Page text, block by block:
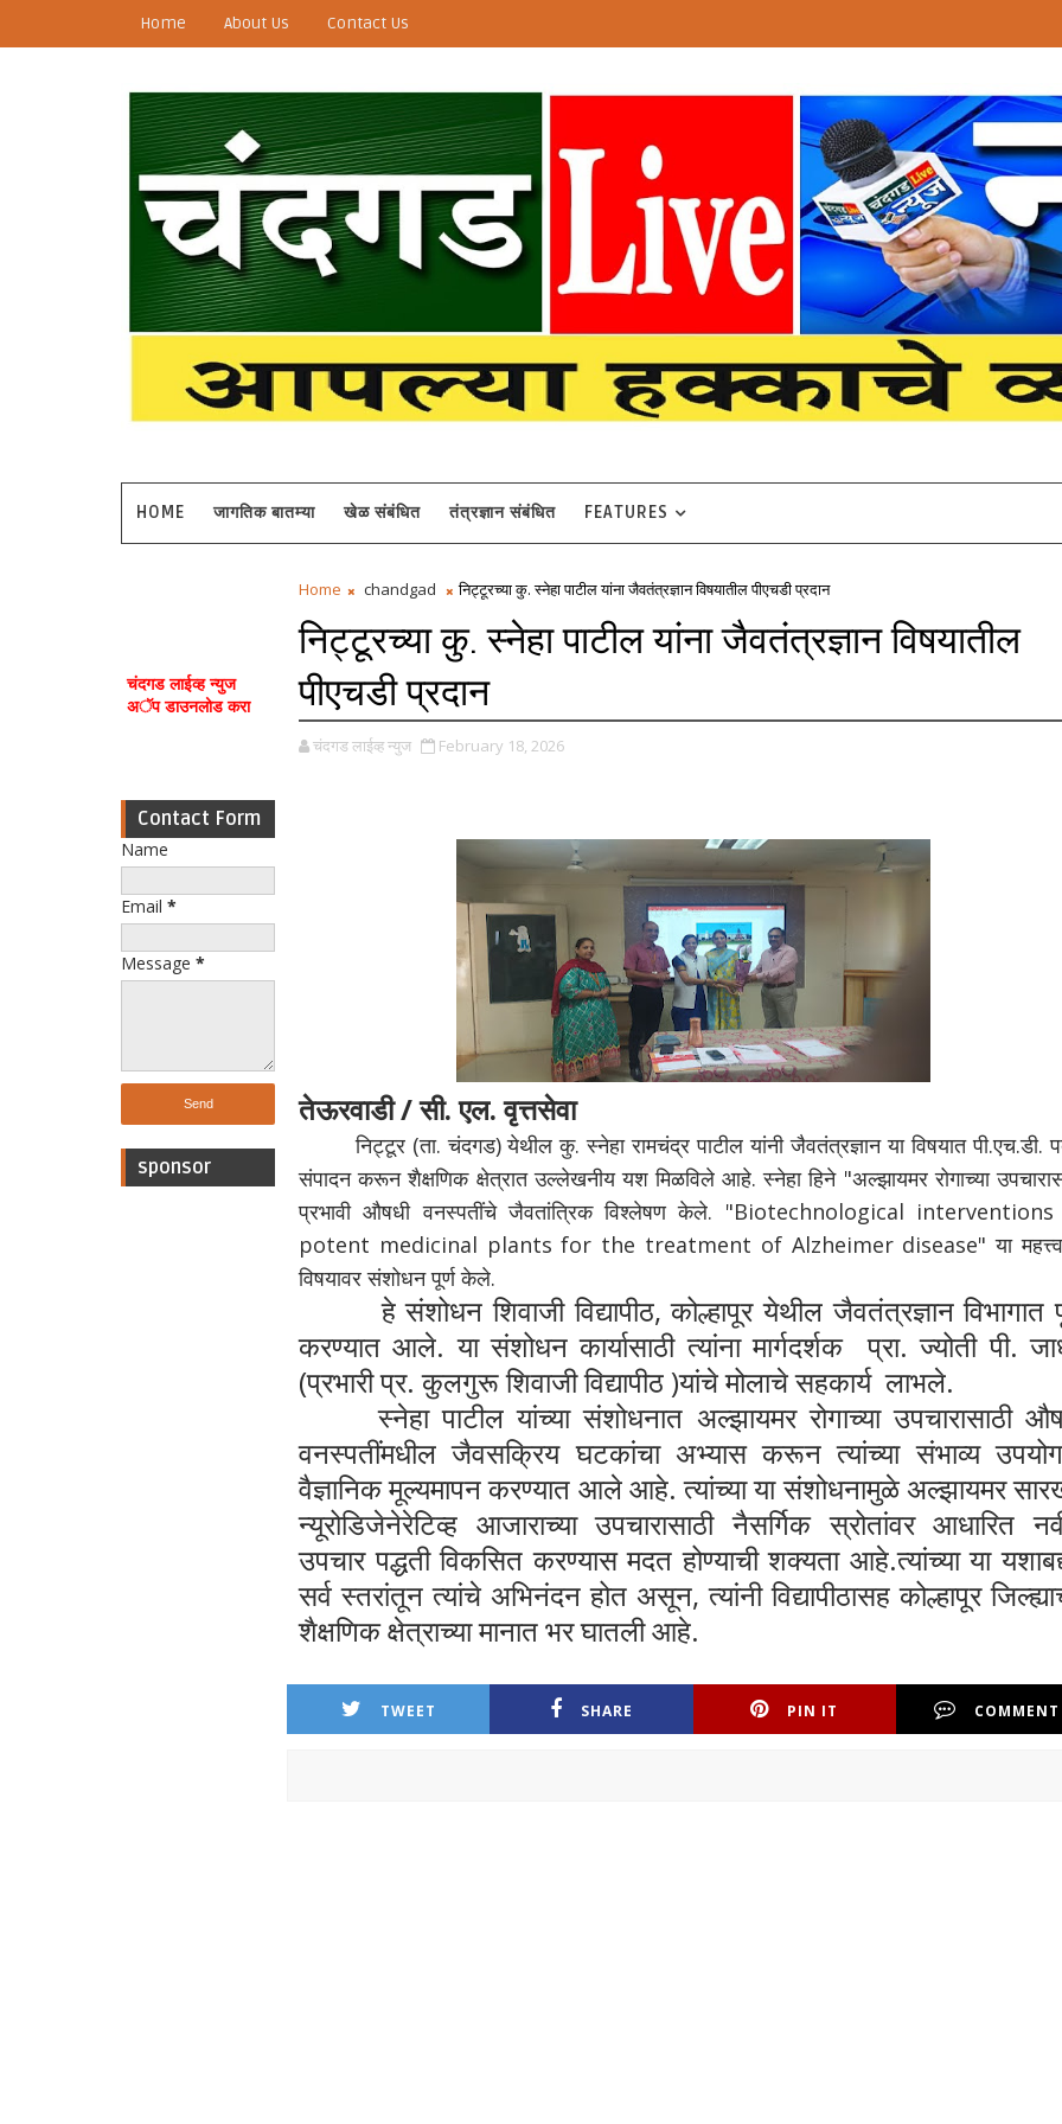
Home About Us Contact Us
HOME जागतिक बातम्या खेळ संबंधित तंत्रज्ञान संबंधित FEATURES
चंदगड लाईव्ह न्युज
अॅप डाउनलोड करा
Contact Form
Name
Email *
Message *
sponsor
Home chandgad निट्टूरच्या कु. स्नेहा पाटील यांना जैवतंत्रज्ञान विषयातील पीएचडी प्रदान
निट्टूरच्या कु. स्नेहा पाटील यांना जैवतंत्रज्ञान विषयातील
पीएचडी प्रदान
चंदगड लाईव्ह न्युज February 18, 2026
तेऊरवाडी / सी. एल. वृत्तसेवा
निट्टूर (ता. चंदगड) येथील कु. स्नेहा रामचंद्र पाटील यांनी जैवतंत्रज्ञान या विषयात पी.एच.डी.
संपादन करून शैक्षणिक क्षेत्रात उल्लेखनीय यश मिळविले आहे. स्नेहा हिने "अल्झायमर रोगाच्या
प्रभावी औषधी वनस्पतींचे जैवतांत्रिक विश्लेषण केले. "Biotechnological
potent medicinal plants for the treatment of Alzheimer disease" या
विषयावर संशोधन पूर्ण केले.
हे संशोधन शिवाजी विद्यापीठ, कोल्हापूर येथील जैवतंत्रज्ञान विभागात
करण्यात आले. या संशोधन कार्यासाठी त्यांना मार्गदर्शक प्रा. ज्योती पी.
(प्रभारी प्र. कुलगुरू शिवाजी विद्यापीठ )यांचे मोलाचे सहकार्य लाभले.
स्नेहा पाटील यांच्या संशोधनात अल्झायमर रोगाच्या उपचारासाठी
वनस्पतींमधील जैवसक्रिय घटकांचा अभ्यास करून त्यांच्या संभाव्य
वैज्ञानिक मूल्यमापन करण्यात आले आहे. त्यांच्या या संशोधनामुळे अल्झायमर
न्यूरोडिजेनेरेटिव्ह आजाराच्या उपचारासाठी नैसर्गिक स्रोतांवर आधारित
उपचार पद्धती विकसित करण्यास मदत होण्याची शक्यता आहे.त्यांच्या या
सर्व स्तरांतून त्यांचे अभिनंदन होत असून, त्यांनी विद्यापीठासह कोल्हापूर
शैक्षणिक क्षेत्राच्या मानात भर घातली आहे.
TWEET SHARE PIN IT COMMENT